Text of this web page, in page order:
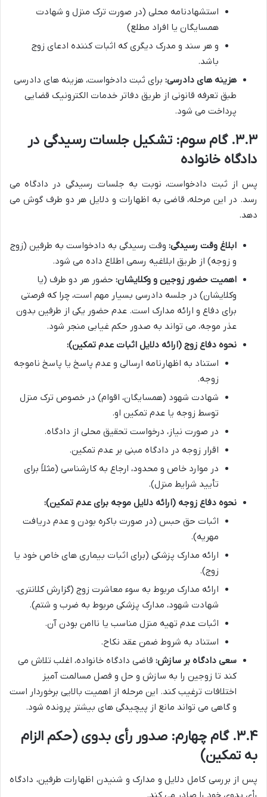
استشهادنامه محلی (در صورت ترک منزل و شهادت
همسایگان یا افراد مطلع)
و هر سند و مدرک دیگری که اثبات کننده ادعای زوج
باشد.
هزینه های دادرسی: برای ثبت دادخواست، هزینه های دادرسی
طبق تعرفه قانونی از طریق دفاتر خدمات الکترونیک قضایی
پرداخت می شود.
۳.۳. گام سوم: تشکیل جلسات رسیدگی در
دادگاه خانواده
پس از ثبت دادخواست، نوبت به جلسات رسیدگی در دادگاه می
رسد. در این مرحله، قاضی به اظهارات و دلایل هر دو طرف گوش می
دهد.
ابلاغ وقت رسیدگی: وقت رسیدگی به دادخواست به طرفین (زوج
و زوجه) از طریق ابلاغیه رسمی اطلاع داده می شود.
اهمیت حضور زوجین و وکلایشان: حضور هر دو طرف (یا
وکلایشان) در جلسه دادرسی بسیار مهم است، چرا که فرصتی
برای دفاع و ارائه مدارک است. عدم حضور یکی از طرفین بدون
عذر موجه، می تواند به صدور حکم غیابی منجر شود.
نحوه دفاع زوج (ارائه دلایل اثبات عدم تمکین):
استناد به اظهارنامه ارسالی و عدم پاسخ یا پاسخ ناموجه
زوجه.
شهادت شهود (همسایگان، اقوام) در خصوص ترک منزل
توسط زوجه یا عدم تمکین او.
در صورت نیاز، درخواست تحقیق محلی از دادگاه.
اقرار زوجه در دادگاه مبنی بر عدم تمکین.
در موارد خاص و محدود، ارجاع به کارشناسی (مثلاً برای
تأیید شرایط منزل).
نحوه دفاع زوجه (ارائه دلایل موجه برای عدم تمکین):
اثبات حق حبس (در صورت باکره بودن و عدم دریافت
مهریه).
ارائه مدارک پزشکی (برای اثبات بیماری های خاص خود یا
زوج).
ارائه مدارک مربوط به سوء معاشرت زوج (گزارش کلانتری،
شهادت شهود، مدارک پزشکی مربوط به ضرب و شتم).
اثبات عدم تهیه منزل مناسب یا ناامن بودن آن.
استناد به شروط ضمن عقد نکاح.
سعی دادگاه بر سازش: قاضی دادگاه خانواده، اغلب تلاش می
کند تا زوجین را به سازش و حل و فصل مسالمت آمیز
اختلافات ترغیب کند. این مرحله از اهمیت بالایی برخوردار است
و گاهی می تواند مانع از پیچیدگی های بیشتر پرونده شود.
۳.۴. گام چهارم: صدور رأی بدوی (حکم الزام
به تمکین)
پس از بررسی کامل دلایل و مدارک و شنیدن اظهارات طرفین، دادگاه